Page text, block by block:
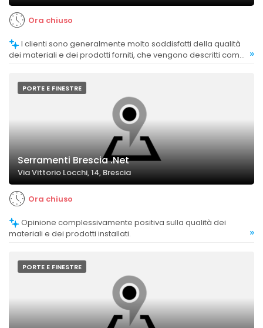
Ora chiuso
dei materiali e dei prodotti forniti, che vengono descritti come »
PORTE E FINESTRE
Serramenti Brescia .Net
Via Vittorio Locchi, 14, Brescia
Ora chiuso
materiali e dei prodotti installati.
»
PORTE E FINESTRE